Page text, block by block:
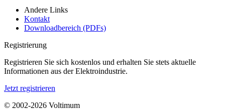
Andere Links
Kontakt
Downloadbereich (PDFs)
Registrierung
Registrieren Sie sich kostenlos und erhalten Sie stets aktuelle
Informationen aus der Elektroindustrie.
Jetzt registrieren
© 2002-2026 Voltimum